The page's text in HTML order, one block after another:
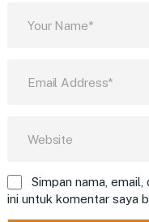
Simpan nama,
ini untuk komentar saya